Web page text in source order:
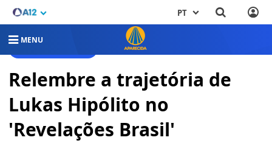
PT
MENU
Relembre a trajetória de
Lukas Hipólito no
'Revelações Brasil'